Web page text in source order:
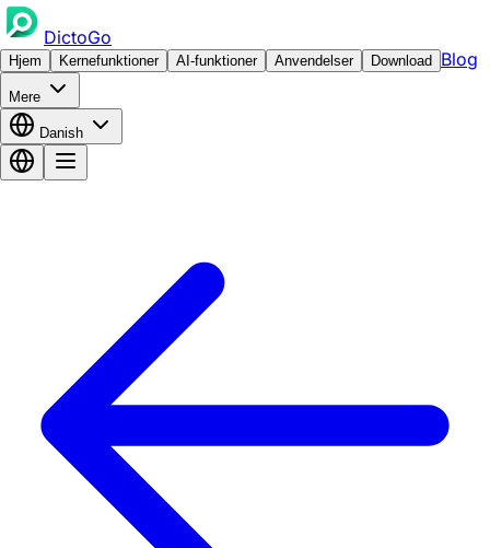
DictoGo
Hjem Kernefunktioner AI-funktioner Anvendelser Download Blog
Mere
Danish